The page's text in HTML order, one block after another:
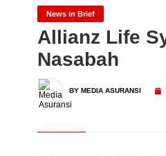
News in Brief
Allianz Life
Nasabah
BY MEDIA ASURANSI